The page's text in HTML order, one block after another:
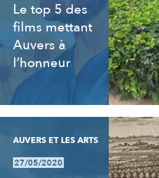
Le top 5 des
films mettant
Auvers à
l’honneur
AUVERS ET LES ARTS
27/05/2020